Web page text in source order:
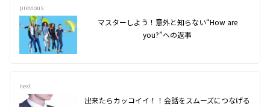
previous
マスターしよう！意外と知らない“How are
you?”への返事
next
出来たらカッコイイ！！会話をスムーズにつなげる